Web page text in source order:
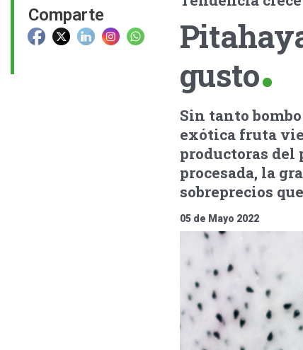
Comparte
gusto
Sin tanto
exótica fruta
productoras del
procesada, la
sobreprecios
05 de Mayo 2022